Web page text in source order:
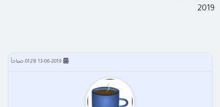
2019
13-06-2019 01:28 صباحاً